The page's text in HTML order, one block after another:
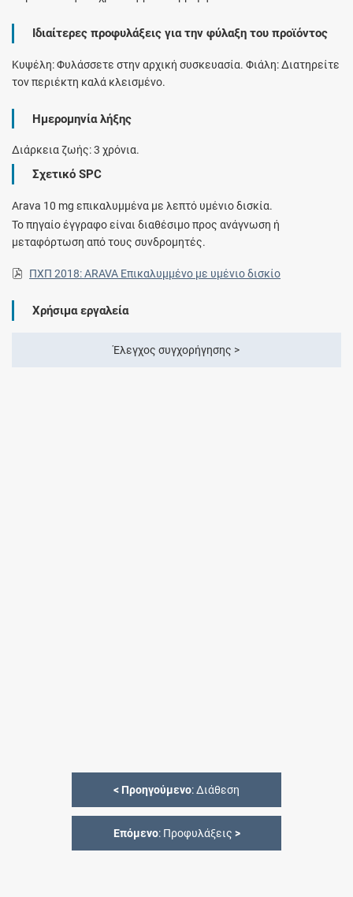
Ιδιαίτερες προφυλάξεις για την φύλαξη του προϊόντος
Κυψέλη: Φυλάσσετε στην αρχική συσκευασία. Φιάλη: Διατηρείτε
τον περιέκτη καλά κλεισμένο.
Ημερομηνία λήξης
Διάρκεια ζωής: 3 χρόνια.
Σχετικό SPC
Arava 10 mg επικαλυμμένα με λεπτό υμένιο δισκία.
Το πηγαίο έγγραφο είναι διαθέσιμο προς ανάγνωση ή
μεταφόρτωση από τους συνδρομητές.
ΠΧΠ 2018: ARAVA Επικαλυμμένο με υμένιο δισκίο
Χρήσιμα εργαλεία
Έλεγχος συγχορήγησης >
< Προηγούμενο: Διάθεση
Επόμενο: Προφυλάξεις >